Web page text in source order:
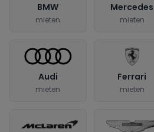
BMW
mieten
Mercedes
mieten
Audi
mieten
Ferrari
mieten